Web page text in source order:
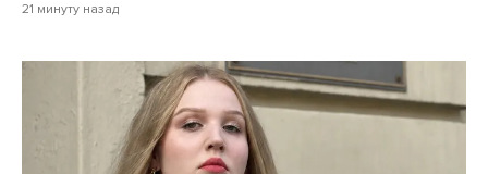
21 минуту назад